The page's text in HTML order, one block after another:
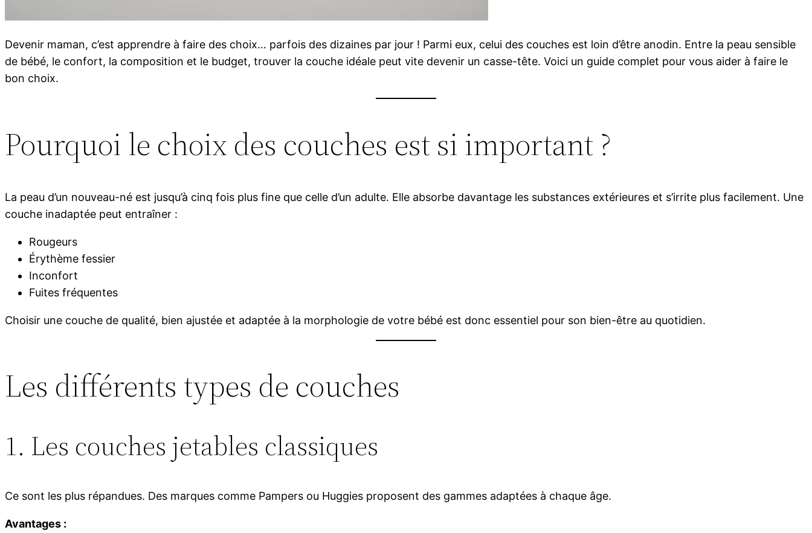
Devenir maman, c’est apprendre à faire des choix… parfois des dizaines par jour ! Parmi eux, celui des couches est loin d’être anodin. Entre la peau sensible
de bébé, le confort, la composition et le budget, trouver la couche idéale peut vite devenir un casse-tête. Voici un guide complet pour vous aider à faire le
bon choix.
Pourquoi le choix des couches est si important ?
La peau d’un nouveau-né est jusqu’à cinq fois plus fine que celle d’un adulte. Elle absorbe davantage les substances extérieures et s’irrite plus facilement. Une
couche inadaptée peut entraîner :
Rougeurs
Érythème fessier
Inconfort
Fuites fréquentes
Choisir une couche de qualité, bien ajustée et adaptée à la morphologie de votre bébé est donc essentiel pour son bien-être au quotidien.
Les différents types de couches
1. Les couches jetables classiques
Ce sont les plus répandues. Des marques comme Pampers ou Huggies proposent des gammes adaptées à chaque âge.
Avantages :